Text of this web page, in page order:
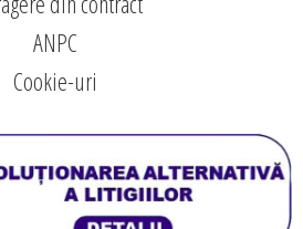
ANPC
Cookie-uri